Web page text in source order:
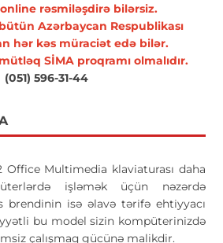
rəsmiləşdirə bilərsiz.
Azərbaycan Respublikası
hər kəs müraciət edə bilər.
SİMA proqramı olmalıdır.
(051) 596-31-44
Office Multimedia klaviaturası daha
işləmək üçün nəzərdə
brendinin isə əlavə tərifə ehtiyyacı
bu model sizin kompüterinizdə
çalışmaq gücünə malikdir.